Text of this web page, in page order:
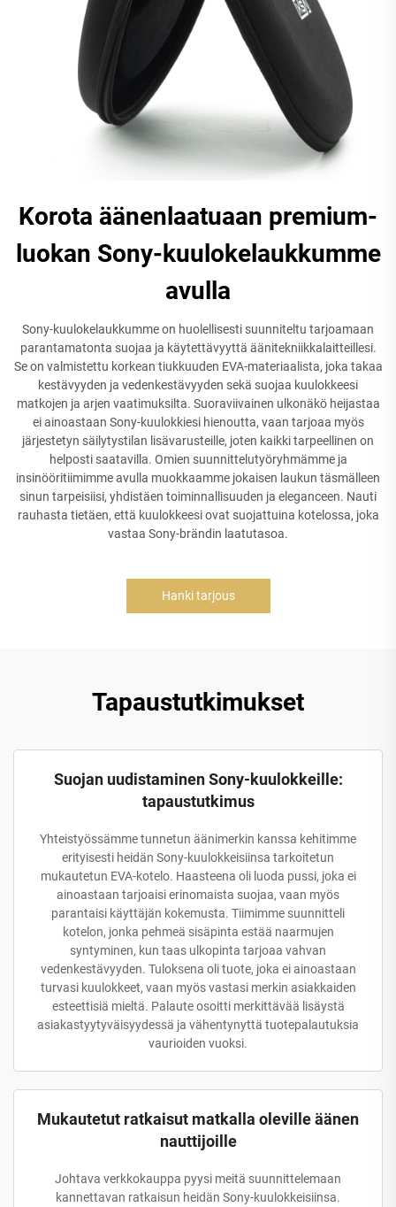
Korota äänenlaatuaan premium-
luokan Sony-kuulokelaukkumme
avulla
Sony-kuulokelaukkumme on huolellisesti suunniteltu tarjoamaan
parantamatonta suojaa ja käytettävyyttä äänitekniikkalaitteillesi.
Se on valmistettu korkean tiukkuuden EVA-materiaalista, joka takaa
kestävyyden ja vedenkestävyyden sekä suojaa kuulokkeesi
matkojen ja arjen vaatimuksilta. Suoraviivainen ulkonäkö heijastaa
ei ainoastaan Sony-kuulokkiesi hienoutta, vaan tarjoaa myös
järjestetyn säilytystilan lisävarusteille, joten kaikki tarpeellinen on
helposti saatavilla. Omien suunnittelutyöryhmämme ja
insinööritiimimme avulla muokkaamme jokaisen laukun täsmälleen
sinun tarpeisiisi, yhdistäen toiminnallisuuden ja eleganceen. Nauti
rauhasta tietäen, että kuulokkeesi ovat suojattuina kotelossa, joka
vastaa Sony-brändin laatutasoa.
Hanki tarjous
Tapaustutkimukset
Suojan uudistaminen Sony-kuulokkeille:
tapaustutkimus
Yhteistyössämme tunnetun äänimerkin kanssa kehitimme
erityisesti heidän Sony-kuulokkeisiinsa tarkoitetun
mukautetun EVA-kotelo. Haasteena oli luoda pussi, joka ei
ainoastaan tarjoaisi erinomaista suojaa, vaan myös
parantaisi käyttäjän kokemusta. Tiimimme suunnitteli
kotelon, jonka pehmeä sisäpinta estää naarmujen
syntyminen, kun taas ulkopinta tarjoaa vahvan
vedenkestävyyden. Tuloksena oli tuote, joka ei ainoastaan
turvasi kuulokkeet, vaan myös vastasi merkin asiakkaiden
esteettisiä mieltä. Palaute osoitti merkittävää lisäystä
asiakastyytyväisyydessä ja vähentynyttä tuotepalautuksia
vaurioiden vuoksi.
Mukautetut ratkaisut matkalla oleville äänen
nauttijoille
Johtava verkkokauppa pyysi meitä suunnittelemaan
kannettavan ratkaisun heidän Sony-kuulokkeisiinsa.